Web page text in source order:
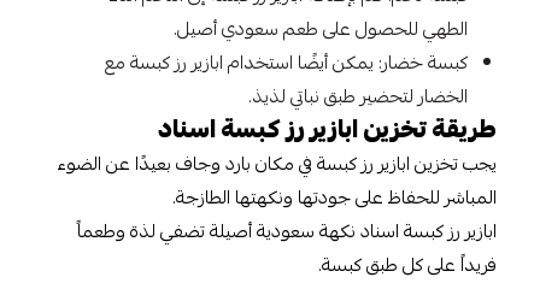
الطهي للحصول على طعم سعودي أصيل.
كبسة خضار: يمكن أيضًا استخدام ابازير رز كبسة مع
الخضار لتحضير طبق نباتي لذيذ.
طريقة تخزين ابازير رز كبسة اسناد
يجب تخزين ابازير رز كبسة في مكان بارد وجاف بعيدًا عن الضوء
المباشر للحفاظ على جودتها ونكهتها الطازجة.
ابازير رز كبسة اسناد نكهة سعودية أصيلة تضفي لذة وطعماً
فريداً على كل طبق كبسة.